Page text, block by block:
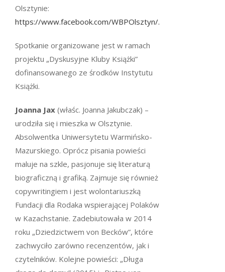
Olsztynie:
https://www.facebook.com/WBPOlsztyn/.
Spotkanie organizowane jest w ramach
projektu „Dyskusyjne Kluby Książki”
dofinansowanego ze środków Instytutu
Książki.
Joanna Jax (właśc. Joanna Jakubczak) –
urodziła się i mieszka w Olsztynie.
Absolwentka Uniwersytetu Warmińsko-
Mazurskiego. Oprócz pisania powieści
maluje na szkle, pasjonuje się literaturą
biograficzną i grafiką. Zajmuje się również
copywritingiem i jest wolontariuszką
Fundacji dla Rodaka wspierającej Polaków
w Kazachstanie. Zadebiutowała w 2014
roku „Dziedzictwem von Becków”, które
zachwyciło zarówno recenzentów, jak i
czytelników. Kolejne powieści: „Długa